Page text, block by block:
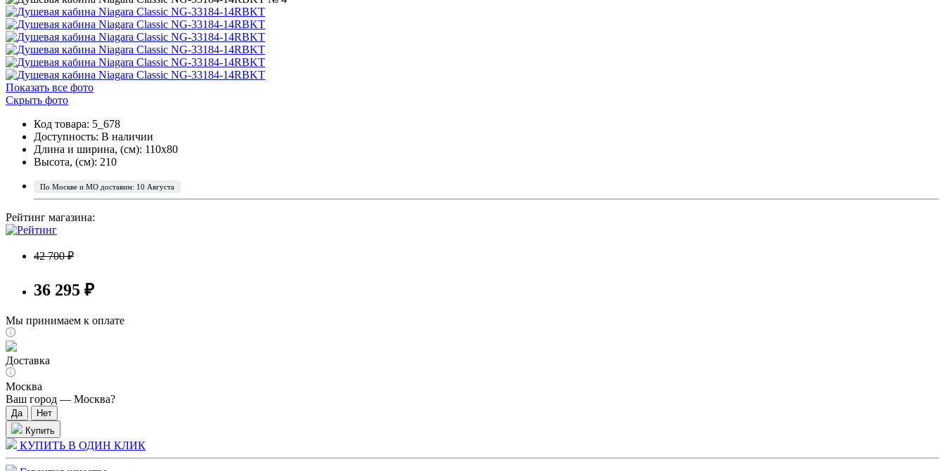
Показать все фото
Скрыть фото
Код товара: 5_678
Доступность: В наличии
Длина и ширина, (см): 110x80
Высота, (см): 210
По Москве и МО доставим: 10 Августа
Рейтинг магазина:
42 700 ₽
36 295 ₽
Мы принимаем к оплате
Доставка
Москва
Ваш город — Москва?
Купить
КУПИТЬ В ОДИН КЛИК